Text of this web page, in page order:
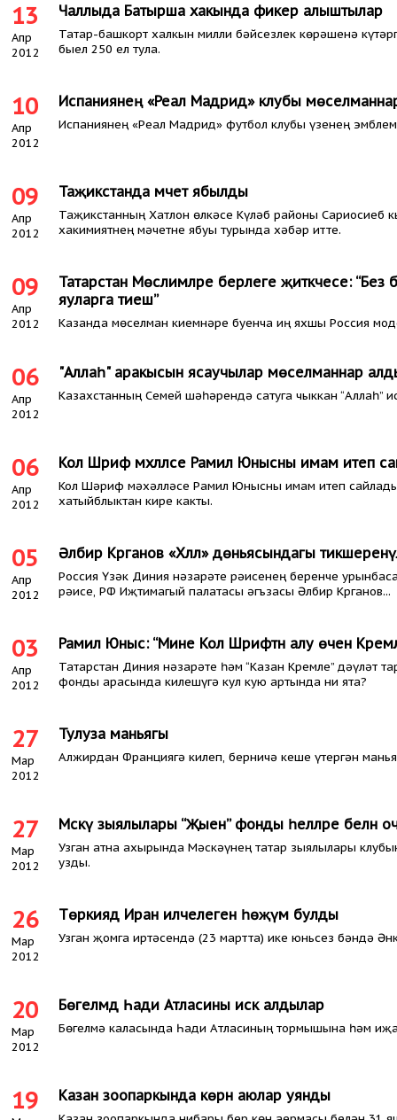
13
Апр
2012
Чаллыда Батырша хакында фикер алыштылар
Татар-башкорт халкын милли бәйсезлек көрәшенә
быел 250 ел тула.
10
Апр
2012
Испаниянең «Реал Мадрид» клубы
Испаниянең «Реал Мадрид» футбол клубы үзенең
09
Апр
2012
Таҗикстанда мәчет ябылды
Таҗикстанның Хатлон өлкәсе Күләб районы Сариосиеб
хакимиятнең мәчетне ябуы турында хәбәр итте.
09
Апр
2012
Татарстан Мөслимәләре берлеге җитәкчесе:
яуларга тиеш”
Казанда мөселман киемнәре буенча иң яхшы Россия
06
Апр
2012
"Аллаһ" аракысын ясаучылар мөселманнар
Казахстанның Семей шәһәрендә сатуга чыккан
06
Апр
2012
Кол Шәриф мәхәлләсе Рамил Юнысны имам итеп
Кол Шәриф мәхәлләсе Рамил Юнысны имам итеп
хатыйблыктан кире какты.
05
Апр
2012
Әлбир Крганов «Хәләл» дөньясындагы
Россия Үзәк Диния нәзарәте рәисенең беренче
рәисе, РФ Иҗтимагый палатасы әгъзасы Әлбир Крганов...
03
Апр
2012
Рамил Юныс: “Мине Кол Шәрифтән алу өчен
Татарстан Диния нәзарәте һәм “Казан Кремле” дәүләт
фонды арасында килешүгә кул кую артында ни ята?
27
Мар
2012
Тулуза маньягы
Алжирдан Франциягә килеп, берничә кеше үтергән
27
Мар
2012
Мәскәү зыялылары “Җыен” фонды әһелләре белән
Узган атна ахырында Мәскәүнең татар зыялылары
узды.
26
Мар
2012
Төркиядә Иран илчелегенә һөҗүм булды
Узган җомга иртәсендә (23 мартта) ике юньсез бәндә
20
Мар
2012
Бөгелмәдә Һади Атласины искә алдылар
Бөгелмә каласында Һади Атласиның тормышына һәм
19 Казан зоопаркында көрән аюлар уянды